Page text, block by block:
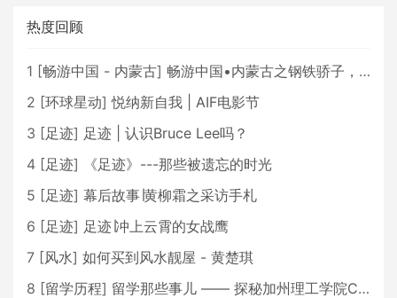
热度回顾
1 [畅游中国 - 内蒙古] 畅游中国•内蒙古之钢铁骄子，魅力包头
2 [环球星动] 悦纳新自我 | AIF电影节
3 [足迹] 足迹 | 认识Bruce Lee吗？
4 [足迹]
《足迹》---那些被遗忘的时光
5 [足迹] 幕后故事∣黄柳霜之采访手札
6 [足迹] 足迹∣冲上云霄的女战鹰
7 [风水] 如何买到风水靓屋 - 黄楚琪
8 [留学历程] 留学那些事儿 —— 探秘加州理工学院Caltech博士生活 [上集]